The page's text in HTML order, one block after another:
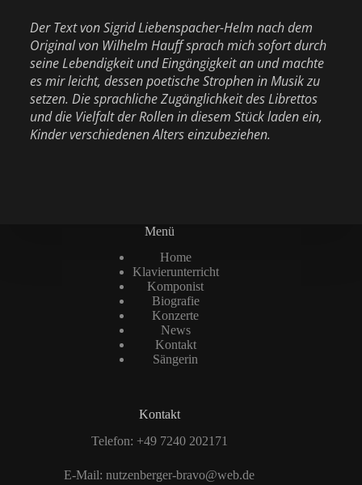
Der Text von Sigrid Liebenspacher-Helm nach dem
Original von Wilhelm Hauff sprach mich sofort durch
seine Lebendigkeit und Eingängigkeit an und machte
es mir leicht, dessen poetische Strophen in Musik zu
setzen. Die sprachliche Zugänglichkeit des Librettos
und die Vielfalt der Rollen in diesem Stück laden ein,
Kinder verschiedenen Alters einzubeziehen.
Menü
Home
Klavierunterricht
Komponist
Biografie
Konzerte
News
Kontakt
Sängerin
Kontakt
Telefon: +49 7240 202171
E-Mail:nutzenberger-bravo@web.de